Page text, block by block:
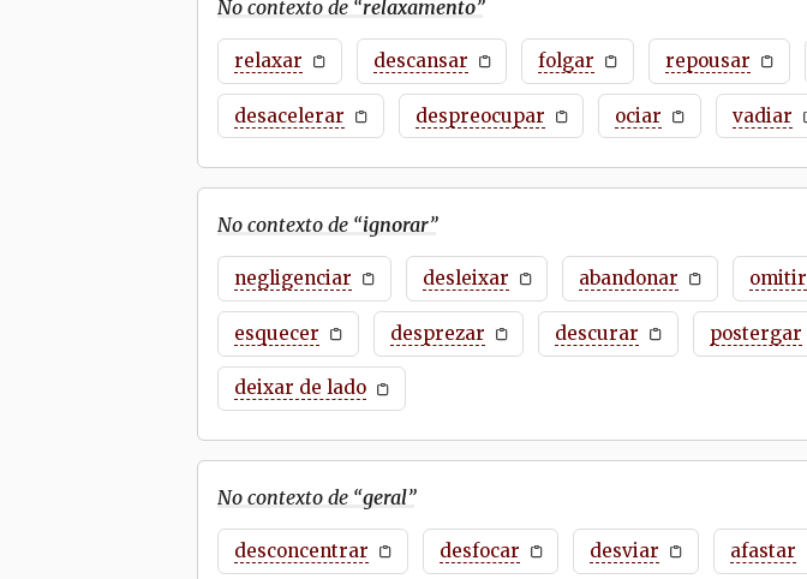
No contexto de “relaxamento”
relaxar descansar folgar repousar
desacelerar despreocupar ociar vadiar
No contexto de “ignorar”
negligenciar desleixar abandonar omitir
esquecer desprezar descurar postergar
deixar de lado
No contexto de “geral”
desconcentrar desfocar desviar afastar